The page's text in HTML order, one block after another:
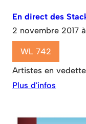
En direct des
2 novembre 2017
WL 742
Artistes en vedette
Plus d'infos